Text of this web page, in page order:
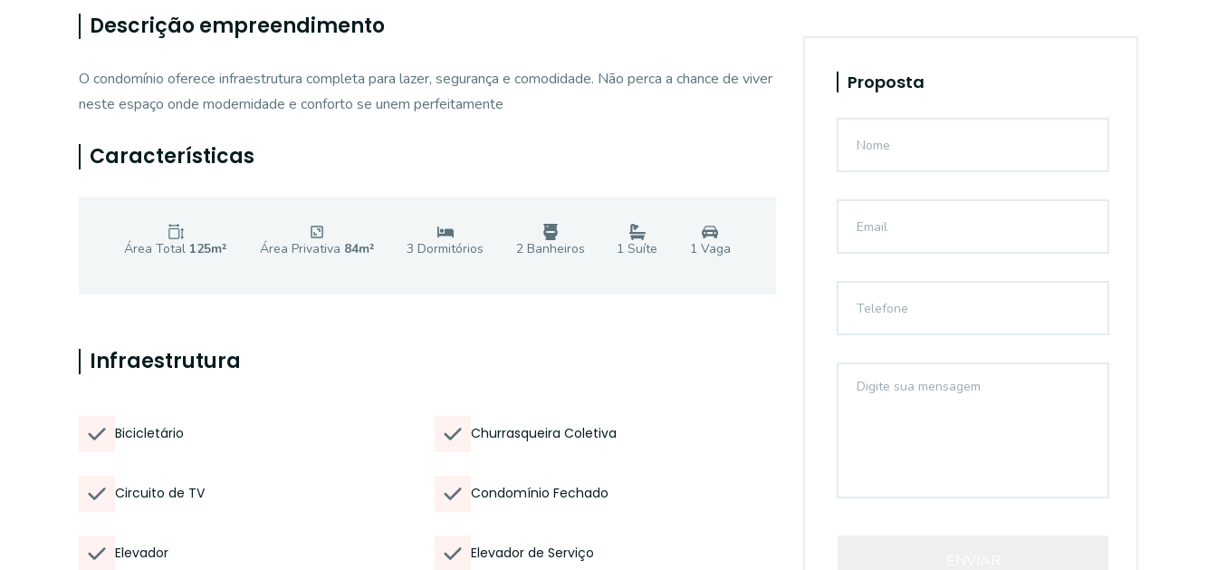
Descrição empreendimento
O condomínio oferece infraestrutura completa para lazer, segurança e comodidade. Não perca a chance de viver
neste espaço onde modernidade e conforto se unem perfeitamente
Características
Área Total 125m² Área Privativa 84m² 3 Dormitórios 2Banheiros 1 Suíte 1 Vaga
Infraestrutura
Bicicletário Churrasqueira Coletiva
Circuito de TV Condomínio Fechado
Elevador Elevador de Serviço
Proposta